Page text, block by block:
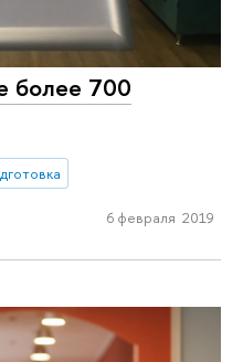
более 700
6 февраля 2019